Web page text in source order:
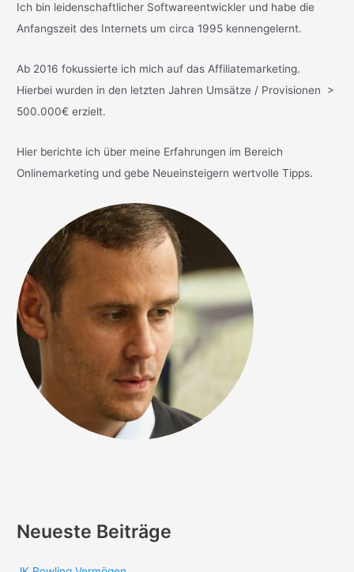
Ich bin leidenschaftlicher Softwareentwickler und habe die
Anfangszeit des Internets um circa 1995 kennengelernt.
Ab 2016 fokussierte ich mich auf das Affiliatemarketing.
Hierbei wurden in den letzten Jahren Umsätze / Provisionen >
500.000€ erzielt.
Hier berichte ich über meine Erfahrungen im Bereich
Onlinemarketing und gebe Neueinsteigern wertvolle Tipps.
Neueste Beiträge